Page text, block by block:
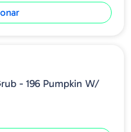
- 196 Pumpkin W/